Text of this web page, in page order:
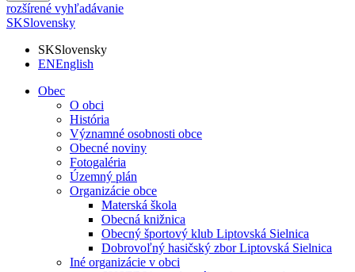
rozšírené vyhľadávanie
SKSlovensky
SKSlovensky
ENEnglish
Obec
O obci
História
Významné osobnosti obce
Obecné noviny
Fotogaléria
Územný plán
Organizácie obce
Materská škola
Obecná knižnica
Obecný športový klub Liptovská Sielnica
Dobrovoľný hasičský zbor Liptovská Sielnica
Iné organizácie v obci